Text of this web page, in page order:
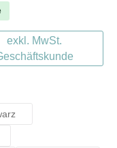
exkl. MwSt.